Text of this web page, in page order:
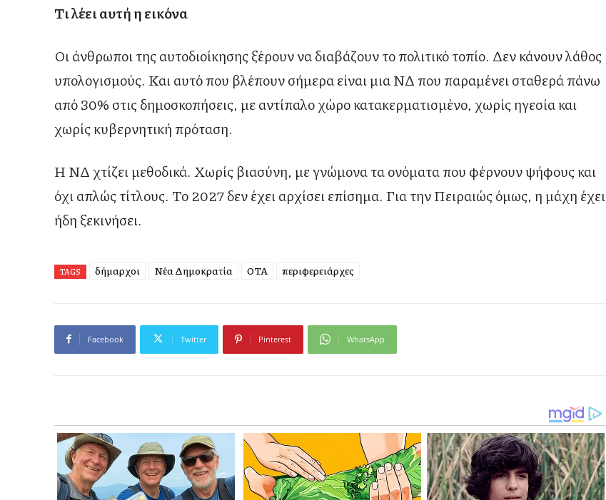
Τι λέει αυτή η εικόνα
Οι άνθρωποι της αυτοδιοίκησης ξέρουν να διαβάζουν το πολιτικό τοπίο. Δεν κάνουν λάθος
υπολογισμούς. Και αυτό που βλέπουν σήμερα είναι μια ΝΔ που παραμένει σταθερά πάνω
από 30% στις δημοσκοπήσεις, με αντίπαλο χώρο κατακερματισμένο, χωρίς ηγεσία και
χωρίς κυβερνητική πρόταση.
Η ΝΔ χτίζει μεθοδικά. Χωρίς βιασύνη, με γνώμονα τα ονόματα που φέρνουν ψήφους και
όχι απλώς τίτλους. Το 2027 δεν έχει αρχίσει επίσημα. Για την Πειραιώς όμως, η μάχη έχει
ήδη ξεκινήσει.
TAGS δήμαρχοι Νέα Δημοκρατία ΟΤΑ περιφερειάρχες
Facebook Twitter Pinterest WhatsApp